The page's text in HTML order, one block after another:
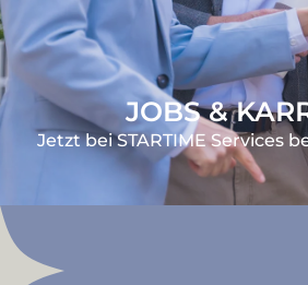
JOBS &
Jetzt bei STARTIME Services